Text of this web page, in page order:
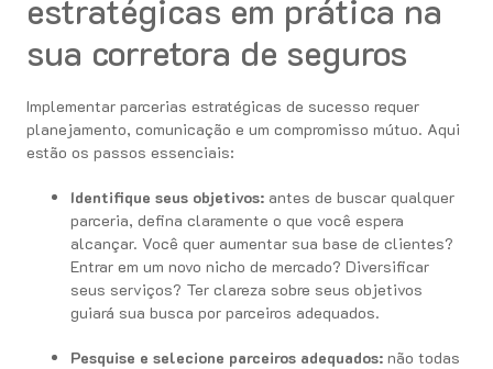
estratégicas em prática na
sua corretora de seguros
Implementar parcerias estratégicas de sucesso requer
planejamento, comunicação e um compromisso mútuo. Aqui
estão os passos essenciais:
Identifique seus objetivos: antes de buscar qualquer
parceria, defina claramente o que você espera
alcançar. Você quer aumentar sua base de clientes?
Entrar em um novo nicho de mercado? Diversificar
seus serviços? Ter clareza sobre seus objetivos
guiará sua busca por parceiros adequados.
Pesquise e selecione parceiros adequados: não todas